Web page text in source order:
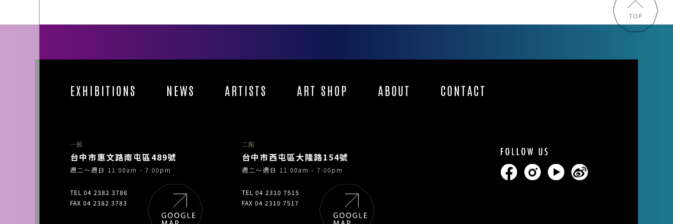
EXHIBITIONS NEWS ARTISTS ART SHOP ABOUT CONTACT
一館
台中市惠文路南屯區489號
週二～週日 11:00am - 7:00pm
TEL 04 2382 3786
FAX 04 2382 3783
二館
台中市西屯區大隆路154號
週二～週日 11:00am - 7:00pm
TEL 04 2310 7515
FAX 04 2310 7517